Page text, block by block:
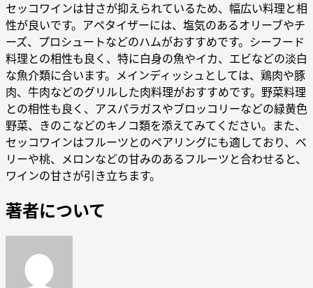
セッコワインは甘さが抑えられているため、幅広い料理と相
性が良いです。アペタイザーには、塩気のあるオリーブやチ
ーズ、プロシュートなどのハムがおすすめです。シーフード
料理との相性も良く、特に白身の魚やイカ、エビなどの淡白
な魚介類に合います。メインディッシュとしては、鶏肉や豚
肉、牛肉などのグリルした肉料理がおすすめです。野菜料理
との相性も良く、アスパラガスやブロッコリーなどの緑黄色
野菜、きのこなどのキノコ類を添えてみてください。また、
セッコワインはフルーツとのペアリングにも適しており、ベ
リーや桃、メロンなどの甘みのあるフルーツと合わせると、
ワインの甘さが引き立ちます。
著者について